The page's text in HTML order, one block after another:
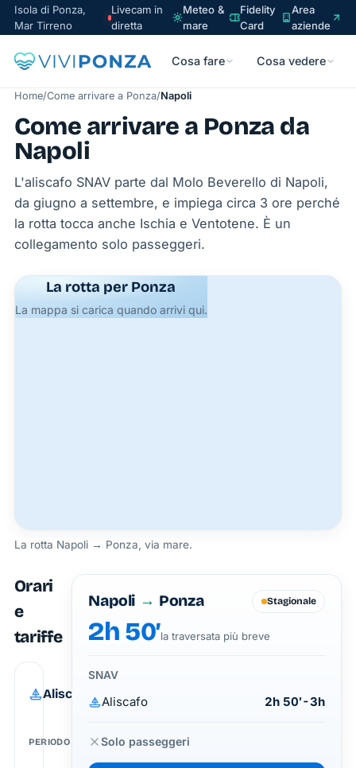
Isola di Ponza,
Mar Tirreno
Livecam in
diretta
Meteo &
mare
Fidelity
Card
Area
aziende
Cosa fare Cosa vedere
Home/Come arrivare a Ponza/Napoli
Come arrivare a Ponza da
Napoli
L'aliscafo SNAV parte dal Molo Beverello di Napoli,
da giugno a settembre, e impiega circa 3 ore perché
la rotta tocca anche Ischia e Ventotene. È un
collegamento solo passeggeri.
La rotta per Ponza
La mappa si carica quando arrivi qui.
La rotta Napoli → Ponza, via mare.
Napoli → Ponza Stagionale
2h 50′la traversata più breve
SNAV
Aliscafo 2h 50′-3h
Solo passeggeri
Orari
e
tariffe
Aliscafo SNAV
50′-3h
PERIODO
6 giugno -